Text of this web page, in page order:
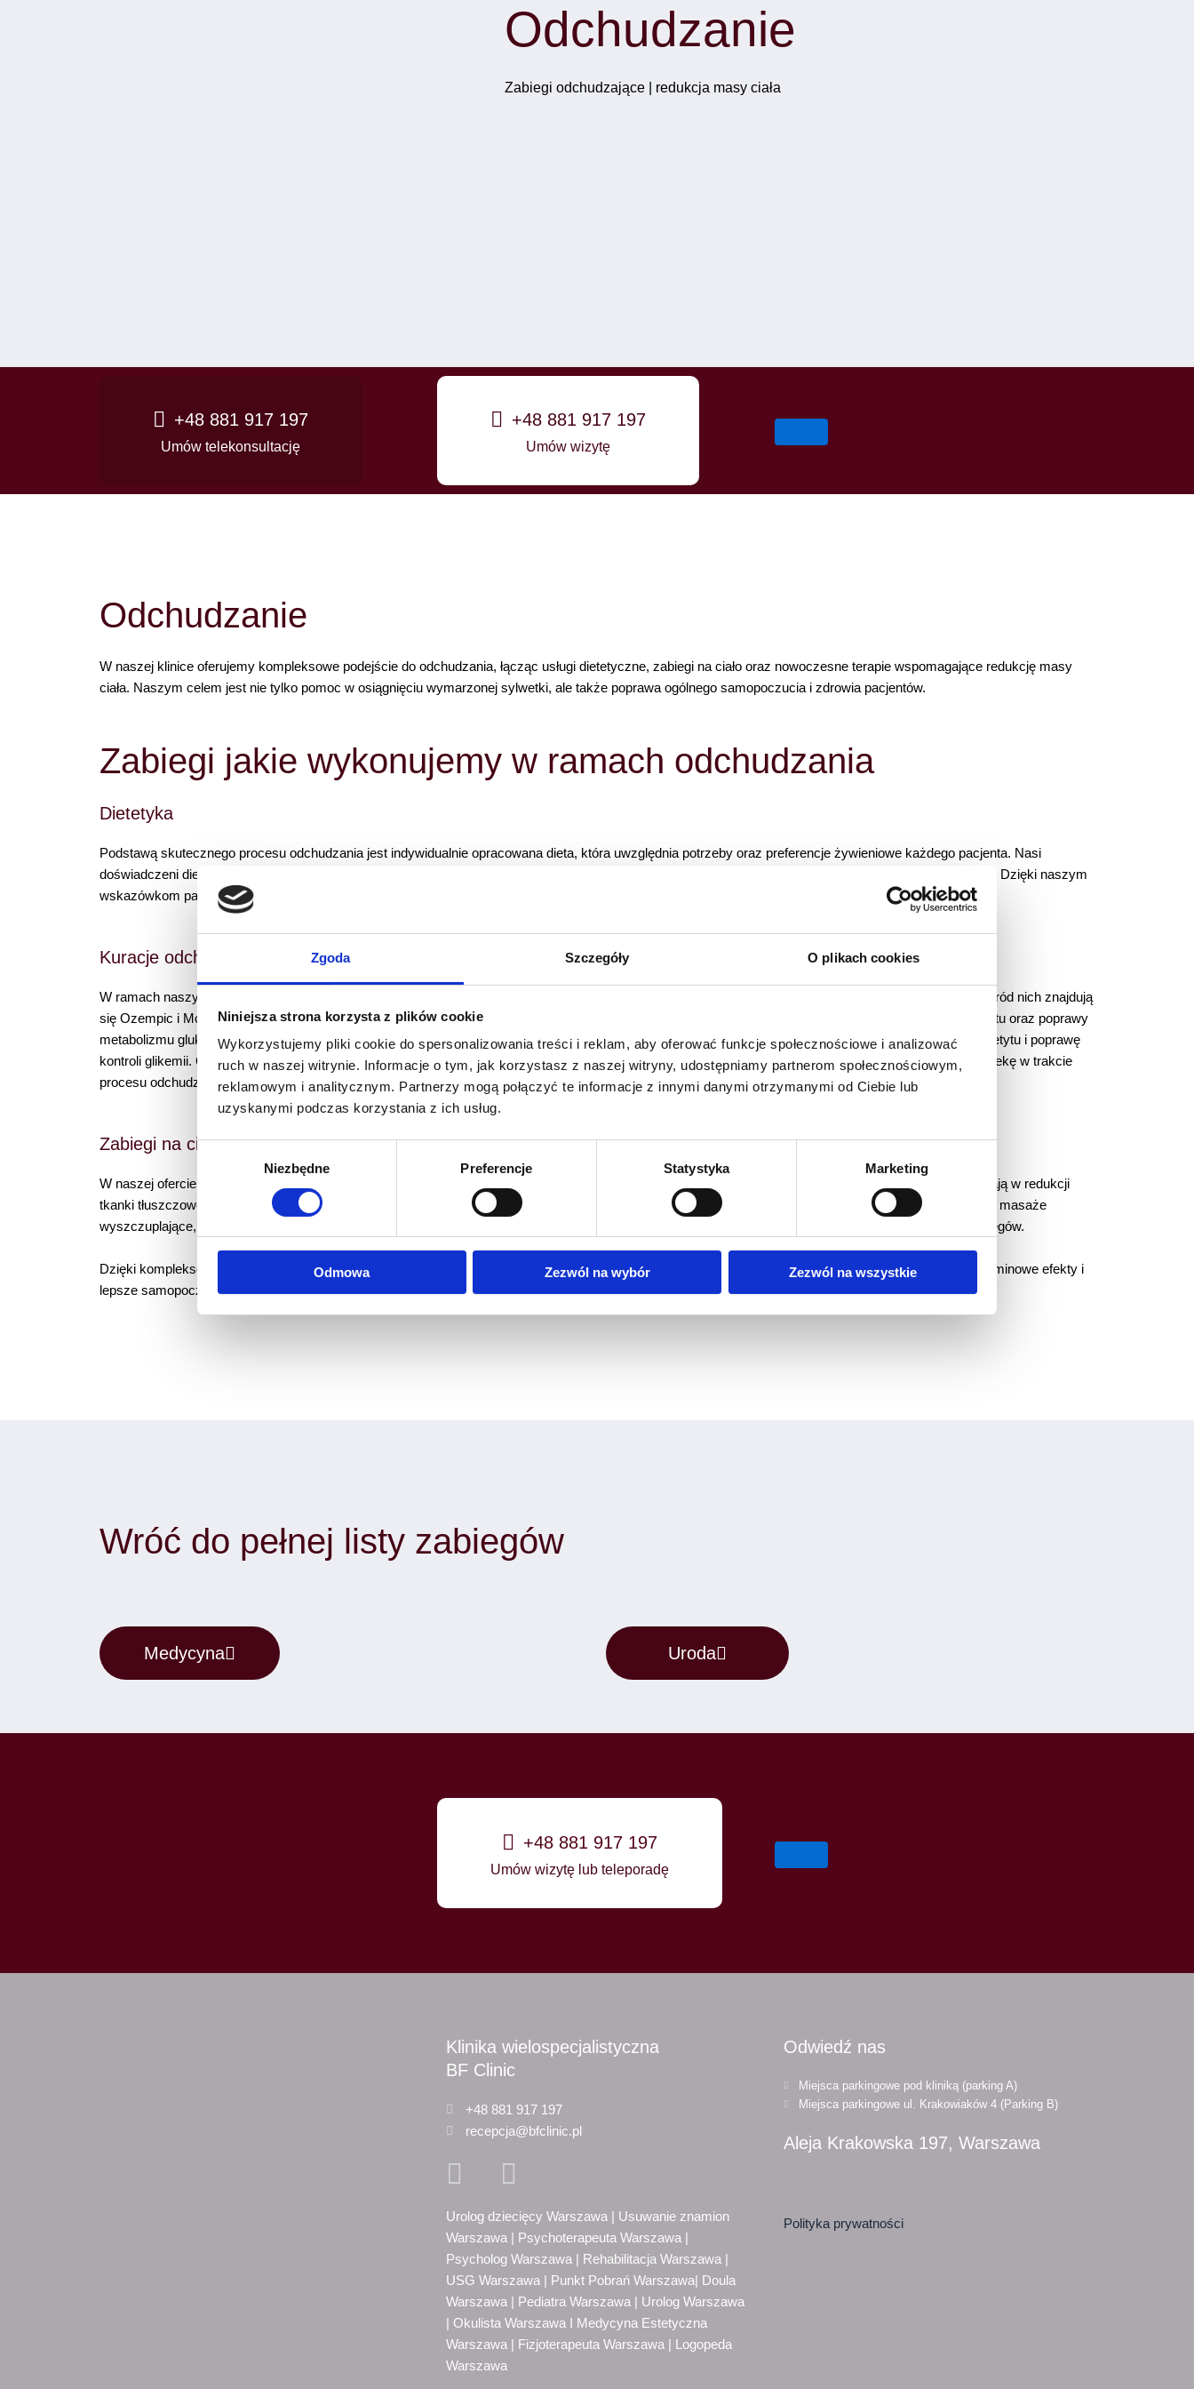
Zgoda Szczegóły O plikach cookies
Niniejsza strona korzysta z plików cookie
Wykorzystujemy pliki cookie do spersonalizowania treści i reklam, aby oferować funkcje społecznościowe i analizować
ruch w naszej witrynie. Informacje o tym, jak korzystasz z naszej witryny, udostępniamy partnerom społecznościowym,
reklamowym i analitycznym. Partnerzy mogą połączyć te informacje z innymi danymi otrzymanymi od Ciebie lub
uzyskanymi podczas korzystania z ich usług.
Wybór
Niezbędne Preferencje Statystyka Marketing
Odmowa Zezwól na wybór Zezwól na wszystkie
Odchudzanie
Zabiegi odchudzające | redukcja masy ciała
+48 881 917 197
Umów telekonsultację
+48 881 917 197
Umów wizytę
Odchudzanie
W naszej klinice oferujemy kompleksowe podejście do odchudzania, łącząc usługi dietetyczne, zabiegi na ciało oraz nowoczesne terapie wspomagające redukcję masy
ciała. Naszym celem jest nie tylko pomoc w osiągnięciu wymarzonej sylwetki, ale także poprawa ogólnego samopoczucia i zdrowia pacjentów.
Zabiegi jakie wykonujemy w ramach odchudzania
Dietetyka
Podstawą skutecznego procesu odchudzania jest indywidualnie opracowana dieta, która uwzględnia potrzeby oraz preferencje żywieniowe każdego pacjenta. Nasi
doświadczeni dietetycy pracują nad stworzeniem planu żywieniowego, który będzie nie tylko skuteczny, ale także łatwy do wdrożenia w codziennym życiu. Dzięki naszym
wskazówkom pacjenci uczą się zdrowych nawyków żywieniowych, które mogą utrzymać na dłużej, co sprzyja osiągnięciu trwałych efektów.
Kuracje odchudzające wykorzystujące zastrzyki
W ramach naszych usług
Wśród nich znajdują
się Ozempic i Mounjaro, nowoczesne leki, które wspierają proces odchudzania. Ozempic, zawierający semaglutyd, działa na zasadzie zmni
ejszenia apetytu oraz poprawy
metabolizmu glukozy, co prowadzi do redukcji masy ciała. Mounjaro, z kolei, zawiera tirzepatid, który działa w podobny sposób, wpływając na regulację apetytu i poprawę
kontroli glikemii. Oba preparaty są odpowiednio dobierane do potrzeb pacjenta po wcześniejszej konsultacji z lekarzem. Oferujemy także kompleksową opiekę w trakcie
procesu odchudzania, aby zapewnić naszym pacjentom wsparcie i bezpieczeństwo.
Zabiegi na ciało
W naszej ofercie znajdują się również innowacyjne zabiegi na ciało, takie jak masaże wyszczuplające, fala radiowa czy radiofrekwencja. Zabiegi te pomagają w redukcji
tkanki tłuszczowej oraz modelowaniu sylwetki, działając na wybrane partie ciała, takie jak brzuch, uda czy ramiona. Dodatkowo, w naszej klinice oferujemy masaże
wyszczuplające, które wspomagają redukcję tkanki tłuszczowej, poprawiają krążenie oraz ujędrniają skórę, stanowiąc doskonałe uzupełnienie innych zabiegów.
Dzięki kompleksowemu podejściu, nasi pacjenci nie tylko poprawiają swój wygląd, ale również uczą się zdrowego stylu życia, co przekłada się na długoterminowe efekty i
lepsze samopoczucie. Nasza klinika to miejsce, gdzie każdy pacjent może liczyć na profesjonalną pomoc oraz indywidualne podejście do swoich potrzeb.
Wróć do pełnej listy zabiegów
Medycyna Uroda
+48 881 917 197
Umów wizytę lub teleporadę
Klinika wielospecjalistyczna
BF Clinic
+48 881 917 197
recepcja@bfclinic.pl
Urolog dziecięcy Warszawa | Usuwanie znamion
Warszawa | Psychoterapeuta Warszawa |
Psycholog Warszawa | Rehabilitacja Warszawa |
USG Warszawa | Punkt Pobrań Warszawa| Doula
Warszawa | Pediatra Warszawa | Urolog Warszawa
| Okulista Warszawa I Medycyna Estetyczna
Warszawa | Fizjoterapeuta Warszawa | Logopeda
Warszawa
Odwiedź nas
Miejsca parkingowe pod kliniką (parking A)
Miejsca parkingowe ul. Krakowiaków 4 (Parking B)
Aleja Krakowska 197, Warszawa
Polityka prywatności